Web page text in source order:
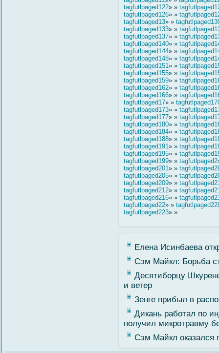
tagfutlpaged122» »
tagfutlpaged126» »
tagfutlpaged13» »
tagfutlpaged133» »
tagfutlpaged137» »
tagfutlpaged140» »
tagfutlpaged144» »
tagfutlpaged148» »
tagfutlpaged151» »
tagfutlpaged155» »
tagfutlpaged159» »
tagfutlpaged162» »
tagfutlpaged166» »
tagfutlpaged17» »
tagfutlpaged173» »
tagfutlpaged177» »
tagfutlpaged180» »
tagfutlpaged184» »
tagfutlpaged188» »
tagfutlpaged191» »
tagfutlpaged195» »
tagfutlpaged199» » tagfutlpaged2
tagfutlpaged201» »
tagfutlpaged205» »
tagfutlpaged209» »
tagfutlpaged212» »
tagfutlpaged216» »
tagfutlpaged22» »
tagfutlpaged223» »
Елена Исинбаева
Сэм Майкл: Борьба
Десятиборцу
и ветер
Зенге прибыл в
Дикань работал по
получил микротравму
Сэм Майкл оказался